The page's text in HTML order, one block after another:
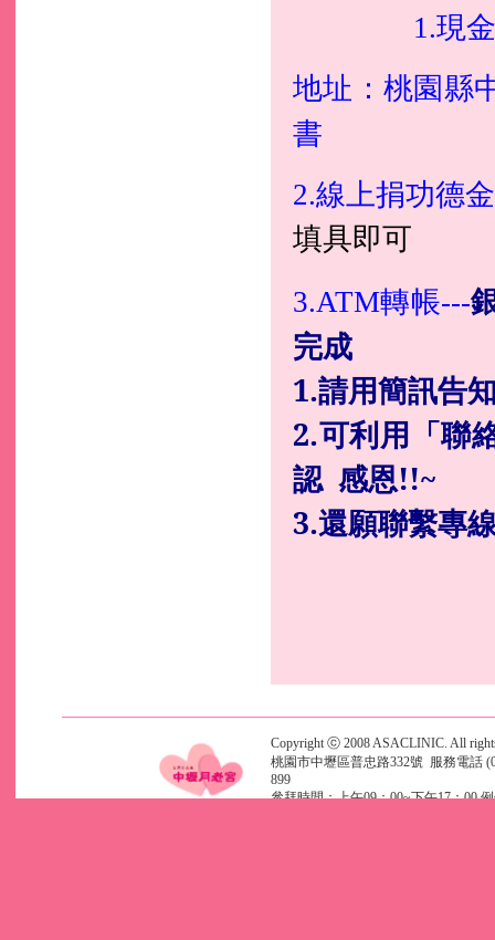
1.現
地址：桃園縣
書
2.線上捐功德金
填具即可
3.ATM轉帳---
完成
1.請用簡訊告
2.可利用「聯
認 感恩!!~
3.還願聯繫專
Copyright ⓒ 2008 ASACLINIC. All
桃園市中壢區普忠路332號 服務電話
899
參拜時間：上午09：00~下午17：00